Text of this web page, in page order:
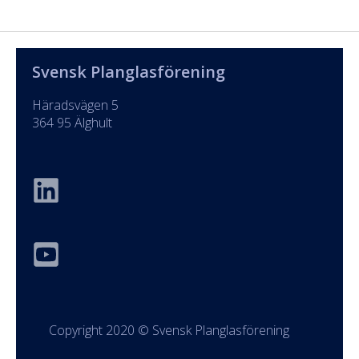
Svensk Planglasförening
Häradsvägen 5
364 95 Älghult
Copyright 2020 © Svensk Planglasförening